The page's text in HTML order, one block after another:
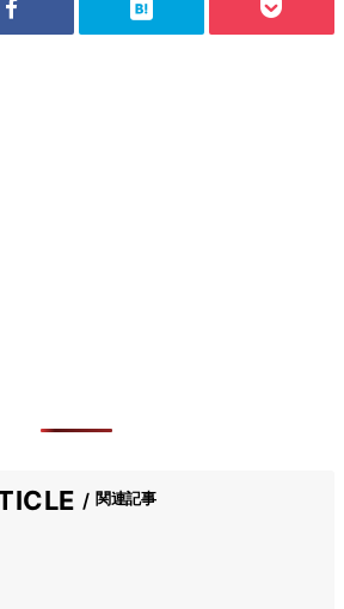
関連記事